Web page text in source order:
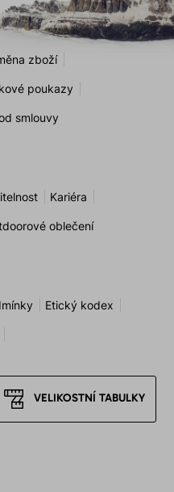
zboží
poukazy
smlouvy
Kariéra
oblečení
Etický kodex
VELIKOSTNÍ TABULKY